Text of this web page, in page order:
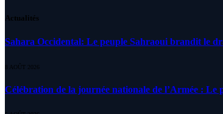
Actualités
Sahara Occidental: Le peuple Sahraoui brandit le
8 AOÛT 2026
Célébration de la journée nationale de l’Armée : Le